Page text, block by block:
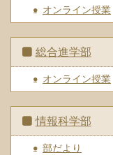
オンライン授業
総合進学部
オンライン授業
情報科学部
部だより